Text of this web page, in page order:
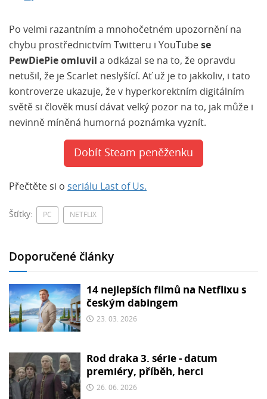
Po velmi razantním a mnohočetném upozornění na
chybu prostřednictvím Twitteru i YouTube se
PewDiePie omluvil a odkázal se na to, že opravdu
netušil, že je Scarlet neslyšící. Ať už je to jakkoliv, i tato
kontroverze ukazuje, že v hyperkorektním digitálním
světě si člověk musí dávat velký pozor na to, jak může i
nevinně míněná humorná poznámka vyznít.
Dobít Steam peněženku
Přečtěte si o seriálu Last of Us.
Štítky: PC NETFLIX
Doporučené články
14 nejlepších filmů na Netflixu s
českým dabingem
23. 03. 2026
Rod draka 3. série - datum
premiéry, příběh, herci
26. 06. 2026